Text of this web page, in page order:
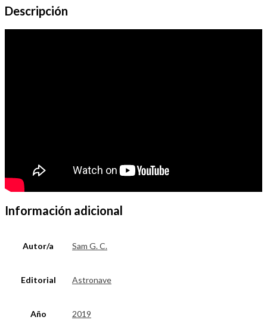
Descripción
Información adicional
Autor/a Sam G. C.
Editorial Astronave
Año 2019